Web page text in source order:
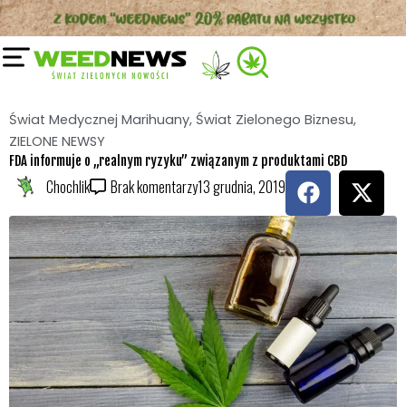
Przejdź
do
treści
Świat Medycznej Marihuany, Świat Zielonego Biznesu,
ZIELONE NEWSY
FDA informuje o „realnym ryzyku” związanym z produktami CBD
Chochlik Brak komentarzy13 grudnia, 2019 F
a
c
e
b
o
o
k
X
-
t
w
i
t
t
e
r